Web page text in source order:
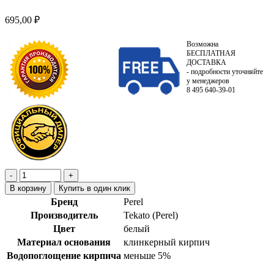
695,00 ₽
Возможна
БЕСПЛАТНАЯ
ДОСТАВКА
- подробности уточняйте
у менеджеров
8 495 640-39-01
В корзину Купить в один клик
Бренд
Perel
Производитель
Tekato (Perel)
Цвет
белый
Материал основания
клинкерный кирпич
Водопоглощение кирпича меньше 5%